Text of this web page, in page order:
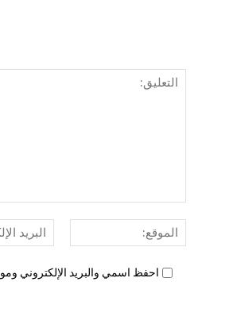
الموقع:
احفظ اسمي والبريد الإلكتروني